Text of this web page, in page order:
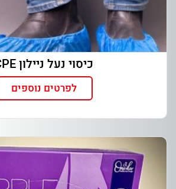
כיסוי נעל ניילון CPE
לפרטים נוספים